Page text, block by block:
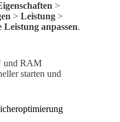
>
> Leistung >
anpassen.
und RAM
starten und